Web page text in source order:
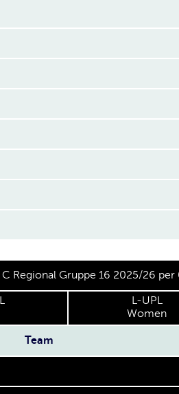
Regional Gruppe 16 2025/26
L-UPL
Women
Team